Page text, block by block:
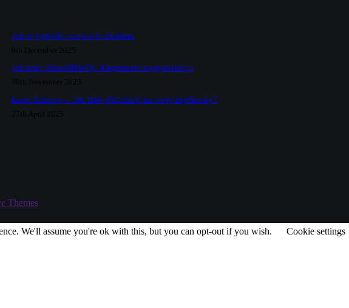
Jak si vytvořit osobní kurikulum
9th December 2025
Jak psát přesvědčivěji: 4 tajemství copywritingu
30th November 2025
Isaac Asimov – Jak lidé přicházejí na nové myšlenky?
27th April 2025
Themes
We'll assume you're ok with this, but you can opt-out if you wish. Cookie settings